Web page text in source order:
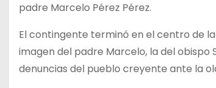
padre Marcelo Pérez Pérez.
El contingente terminó en el centro de
imagen del padre Marcelo, la del obispo
denuncias del pueblo creyente ante la